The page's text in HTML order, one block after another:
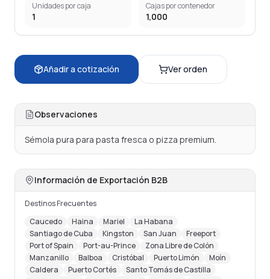
Unidades por caja
1
Cajas por contenedor
1,000
Añadir a cotización Ver orden
Observaciones
Sémola pura para pasta fresca o pizza premium.
Información de Exportación B2B
Destinos Frecuentes
Caucedo
Haina Mariel
La Habana
Santiago de Cuba
Kingston San Juan
Freeport
Port of Spain
Port-au-Prince
Zona Libre de Colón
Manzanillo
Balboa Cristóbal Puerto Limón
Moín
Caldera
Puerto Cortés
Santo Tomás de Castilla